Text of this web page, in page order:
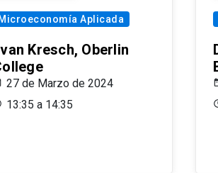
Microeconomía Aplicada
Kresch, Oberlin
27 de Marzo de 2024
13:35 a 14:35